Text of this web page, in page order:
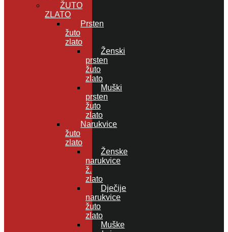
ŽUTO
ZLATO
Prsten
žuto
zlato
Ženski
prsten
žuto
zlato
Muški
prsten
žuto
zlato
Narukvice
žuto
zlato
Ženske
narukvice
ž.
zlato
Dječije
narukvice
žuto
zlato
Muške